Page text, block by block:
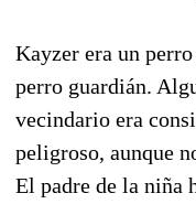
Kayzer era un
perro guardián.
vecindario era
peligroso, aunque
El padre de la niña